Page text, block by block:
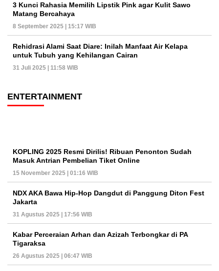
3 Kunci Rahasia Memilih Lipstik Pink agar Kulit Sawo
Matang Bercahaya
8 September 2025 | 15:17 WIB
Rehidrasi Alami Saat Diare: Inilah Manfaat Air Kelapa
untuk Tubuh yang Kehilangan Cairan
31 Juli 2025 | 11:58 WIB
ENTERTAINMENT
KOPLING 2025 Resmi Dirilis! Ribuan Penonton Sudah
Masuk Antrian Pembelian Tiket Online
15 November 2025 | 01:16 WIB
NDX AKA Bawa Hip-Hop Dangdut di Panggung Diton Fest
Jakarta
31 Agustus 2025 | 17:56 WIB
Kabar Perceraian Arhan dan Azizah Terbongkar di PA
Tigaraksa
26 Agustus 2025 | 06:47 WIB